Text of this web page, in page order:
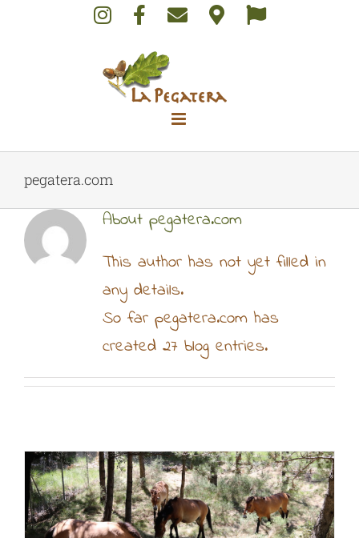
pegatera.com
About pegatera.com
This author has not yet filled in
any details.
So far pegatera.com has
created 27 blog entries.